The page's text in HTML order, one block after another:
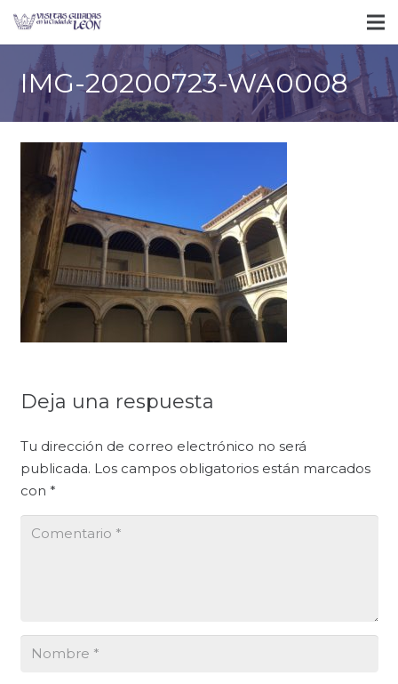
IMG-20200723-WA0008
Deja una respuesta
Tu dirección de correo electrónico no será
publicada. Los campos obligatorios están marcados
con *